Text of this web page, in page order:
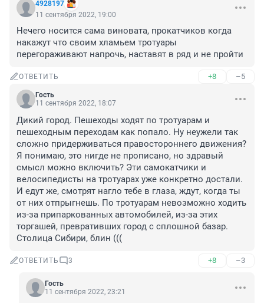
4928197
11 сентября 2022, 19:00
Нечего носится сама виновата, прокатчиков когда
накажут что своим хламьем тротуары
перегораживают напрочь, наставят в ряд и не пройти
ОТВЕТИТЬ +8 –5
Гость
11 сентября 2022, 18:07
Дикий город. Пешеходы ходят по тротуарам и
пешеходным переходам как попало. Ну неужели так
сложно придерживаться правостороннего движения?
Я понимаю, это нигде не прописано, но здравый
смысл можно включить? Эти самокатчики и
велосипедисты на тротуарах уже конкретно достали.
И едут же, смотрят нагло тебе в глаза, ждут, когда ты
от них отпрыгнешь. По тротуарам невозможно ходить
из-за припаркованных автомобилей, из-за этих
торгашей, превративших город с сплошной базар.
Столица Сибири, блин (((
ОТВЕТИТЬ 3 +8 –3
Гость
11 сентября 2022, 23:21